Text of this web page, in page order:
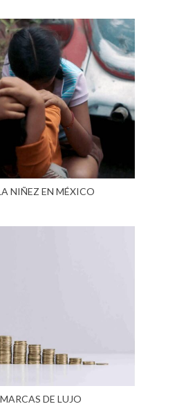
NIÑEZ EN MÉXICO
DE LUJO